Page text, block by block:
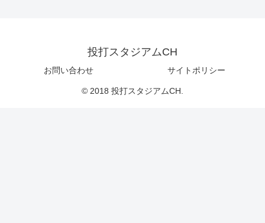
投打スタジアムCH
お問い合わせ サイトポリシー
© 2018 投打スタジアムCH.